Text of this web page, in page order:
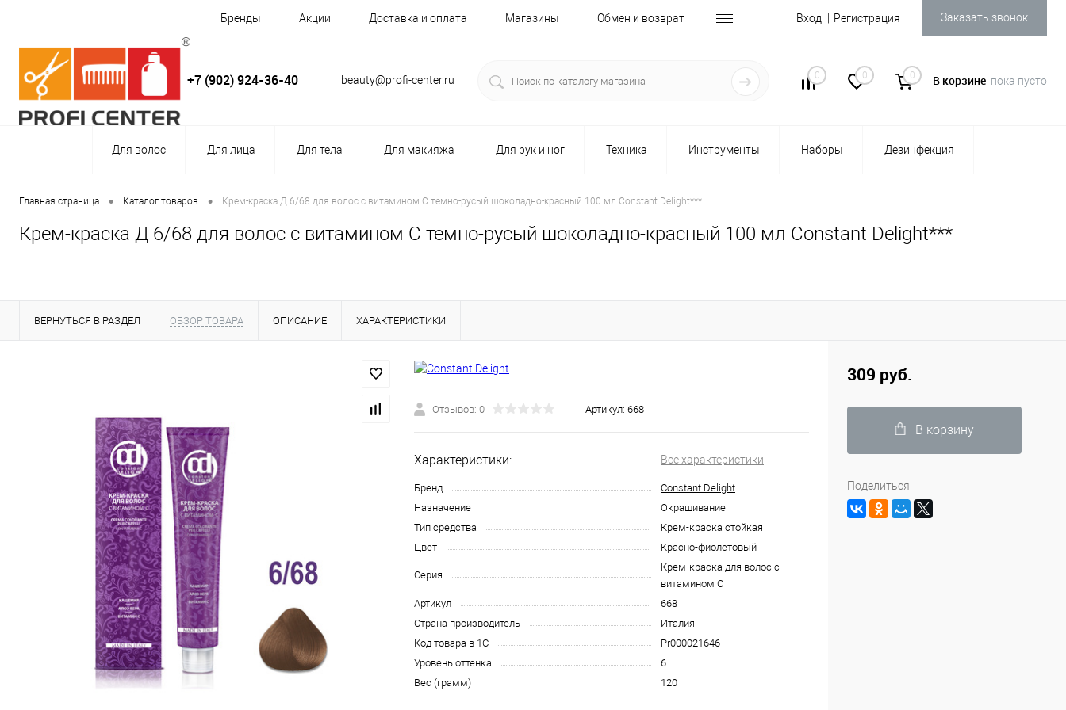
Бренды Акции Доставка и оплата Магазины Обмен и возврат Вход Регистрация Заказать звонок
+7 (902) 924-36-40 beauty@profi-center.ru 0 0 0 В корзине пока пусто
Для волос Для лица Для тела Для макияжа Для рук и ног Техника Инструменты Наборы Дезинфекция
Главная страница • Каталог товаров • Крем-краска Д 6/68 для волос с витамином С темно-русый шоколадно-красный 100 мл Constant Delight***
Крем-краска Д 6/68 для волос с витамином С темно-русый шоколадно-красный 100 мл Constant Delight***
ВЕРНУТЬСЯ В РАЗДЕЛ ОБЗОР ТОВАРА ОПИСАНИЕ ХАРАКТЕРИСТИКИ
Отзывов: 0 Артикул: 668
Характеристики: Все характеристики
Бренд
Constant Delight
Назначение
Окрашивание
Тип средства
Крем-краска стойкая
Цвет
Красно-фиолетовый
Серия
Крем-краска для волос с
витамином С
Артикул
668
Страна производитель
Италия
Код товара в 1С
Pr000021646
Уровень оттенка
6
Вес (грамм)
120
309 руб.
В корзину
Поделиться